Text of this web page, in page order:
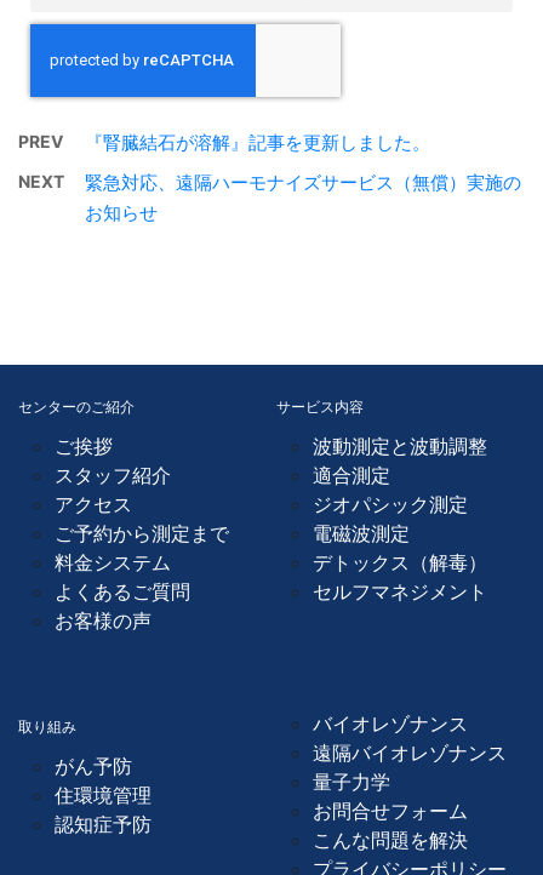
PREV 『腎臓結石が溶解』記事を更新しました。
NEXT
緊急対応、遠隔ハーモナイズサービス（無償）実施の
お知らせ
センターのご紹介
ご挨拶
スタッフ紹介
アクセス
ご予約から測定まで
料金システム
よくあるご質問
お客様の声
サービス内容
波動測定と波動調整
適合測定
ジオパシック測定
電磁波測定
デトックス（解毒）
セルフマネジメント
取り組み
がん予防
住環境管理
認知症予防
バイオレゾナンス
遠隔バイオレゾナンス
量子力学
お問合せフォーム
こんな問題を解決
プライバシーポリシー